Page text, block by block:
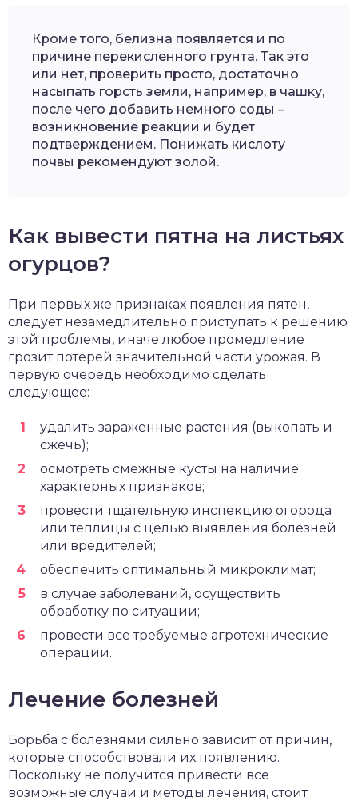
Кроме того, белизна появляется и по
причине перекисленного грунта. Так это
или нет, проверить просто, достаточно
насыпать горсть земли, например, в чашку,
после чего добавить немного соды –
возникновение реакции и будет
подтверждением. Понижать кислоту
почвы рекомендуют золой.
Как вывести пятна на листьях
огурцов?
При первых же признаках появления пятен,
следует незамедлительно приступать к решению
этой проблемы, иначе любое промедление
грозит потерей значительной части урожая. В
первую очередь необходимо сделать
следующее:
удалить зараженные растения (выкопать и
сжечь);
осмотреть смежные кусты на наличие
характерных признаков;
провести тщательную инспекцию огорода
или теплицы с целью выявления болезней
или вредителей;
обеспечить оптимальный микроклимат;
в случае заболеваний, осуществить
обработку по ситуации;
провести все требуемые агротехнические
операции.
Лечение болезней
Борьба с болезнями сильно зависит от причин,
которые способствовали их появлению.
Поскольку не получится привести все
возможные случаи и методы лечения, стоит